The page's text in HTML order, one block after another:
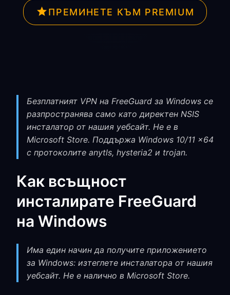
ПРЕМИНЕТЕ КЪМ PREMIUM
Безплатният VPN на FreeGuard за Windows се
разпространява само като директен NSIS
инсталатор от нашия уебсайт. Не е в
Microsoft Store. Поддържа Windows 10/11 x64
с протоколите anytls, hysteria2 и trojan.
Как всъщност
инсталирате FreeGuard
на Windows
Има един начин да получите приложението
за Windows: изтеглете инсталатора от нашия
уебсайт. Не е налично в Microsoft Store.